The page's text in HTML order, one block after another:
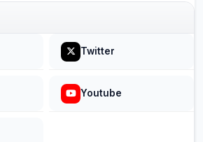
Twitter
Youtube